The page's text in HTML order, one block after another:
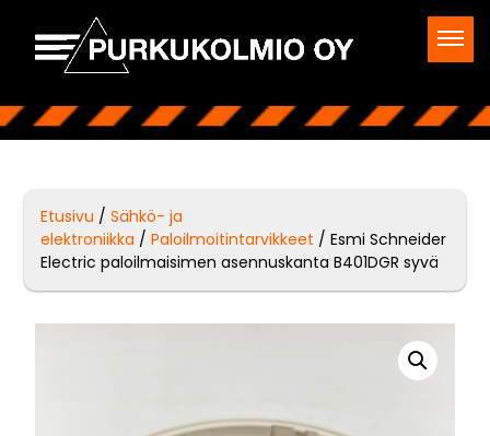
Etusivu /Sähkö- ja
elektroniikka /Paloilmoitintarvikkeet / Esmi Schneider
Electric paloilmaisimen asennuskanta B401DGR syvä